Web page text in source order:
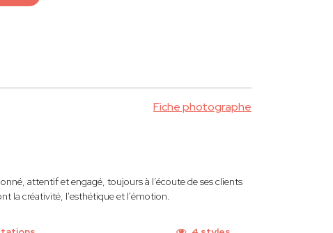
Fiche photographe
attentif et engagé, toujours à l’écoute de ses clients
la créativité, l'esthétique et l'émotion.